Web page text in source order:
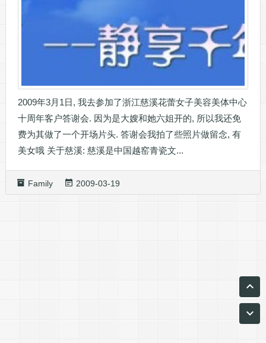
2009年3月1日, 我去参加了浙江慈溪花蕾女子美容美体中心
十周年客户答谢会. 因为是大嫂和她六姐开的, 所以我还免
费为其做了一个开场片头. 答谢会我拍了些照片做留念, 有
美女哦 关于慈溪: 慈溪是中国越窑青瓷文...
Family 2009-03-19